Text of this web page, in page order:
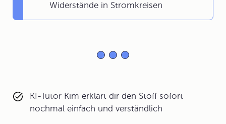
Widerstände in Stromkreisen
KI-Tutor Kim erklärt dir den Stoff sofort
nochmal einfach und verständlich